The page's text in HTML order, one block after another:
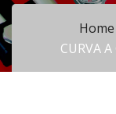
Home
CURVA